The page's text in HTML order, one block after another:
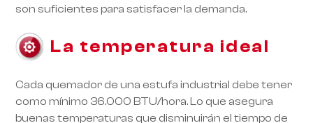
son suficientes para satisfacer la demanda.
La temperatura ideal
Cada quemador de una estufa industrial debe tener
como mínimo 36.000 BTU/hora. Lo que asegura
buenas temperaturas que disminuirán el tiempo de